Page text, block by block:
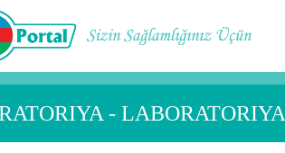
- LABORATORIYA